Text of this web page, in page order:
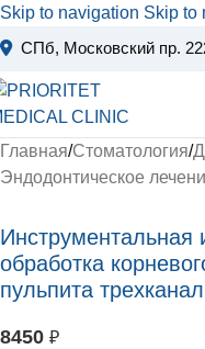
Skip to navigation Skip to
СПб, Московский пр.
Главная/Стоматология/
Эндодонтическое
Инструментальная
обработка
пульпита
8450 ₽